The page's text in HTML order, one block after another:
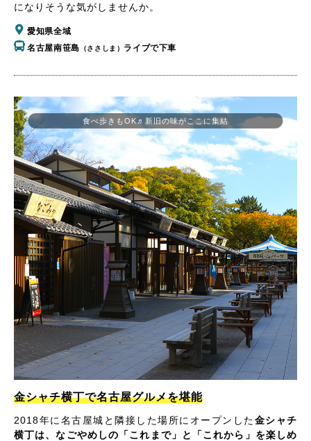
になりそうな気がしませんか。
愛知県全域
名古屋南笹島 （ささしま） ライブで下車
金シャチ横丁で名古屋グルメを堪能
2018年に名古屋城と隣接した場所にオープンした金シャチ
横丁は、なごやめしの「これまで」と「これから」を楽しめ
食べ歩きもOK♬新旧の味がここに集結